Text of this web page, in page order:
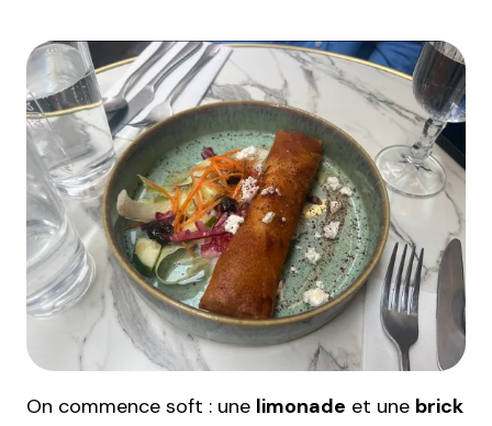
On commence soft : une limonade et une brick